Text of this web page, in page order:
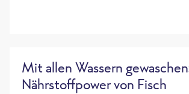
Mit allen Wassern
Nährstoffpower von Fisch